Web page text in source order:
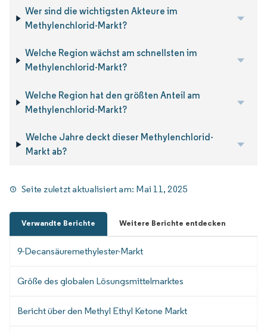
Wer sind die wichtigsten Akteure im
Methylenchlorid-Markt?
Welche Region wächst am schnellsten im
Methylenchlorid-Markt?
Welche Region hat den größten Anteil am
Methylenchlorid-Markt?
Welche Jahre deckt dieser Methylenchlorid-
Markt ab?
Seite zuletzt aktualisiert am: Mai 11, 2025
Verwandte Berichte Weitere Berichte entdecken
9-Decansäuremethylester-Markt
Größe des globalen Lösungsmittelmarktes
Bericht über den Methyl Ethyl Ketone Markt